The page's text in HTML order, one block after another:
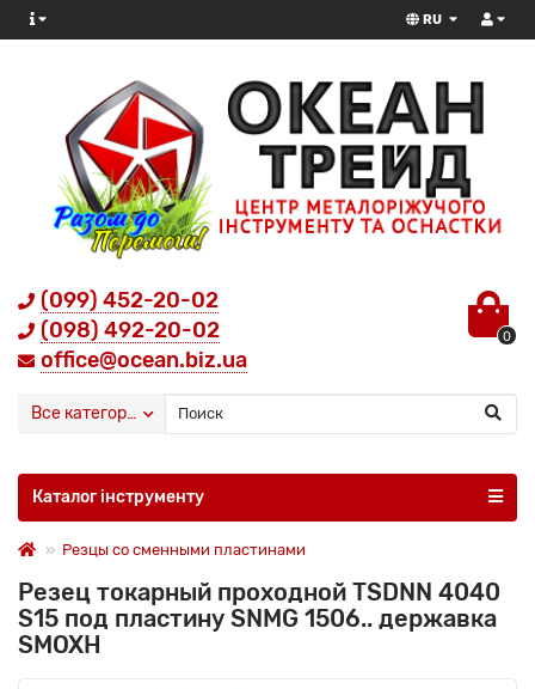
RU
(099) 452-20-02
(098) 492-20-02
office@ocean.biz.ua
0
Все категории
Каталог інструменту
Резцы со сменными пластинами
Резец токарный проходной TSDNN 4040
S15 под пластину SNMG 1506.. державка
SMOXH